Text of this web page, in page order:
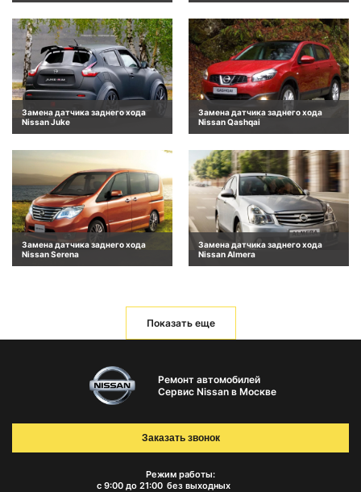
Замена датчика заднего хода
Nissan Juke
Замена датчика заднего хода
Nissan Qashqai
Замена датчика заднего хода
Nissan Serena
Замена датчика заднего хода
Nissan Almera
Показать еще
Ремонт автомобилей
Сервис Nissan в Москве
Режим работы:
с 9:00 до 21:00 без выходных
Заказать звонок